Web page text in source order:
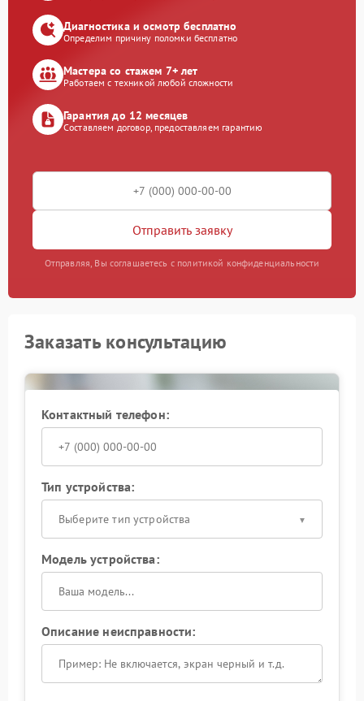
Диагностика и осмотр бесплатно
Определим причину поломки бесплатно
Мастера со стажем 7+ лет
Работаем с техникой любой сложности
Гарантия до 12 месяцев
Составляем договор, предоставляем гарантию
Отправить заявку
Отправляя, Вы соглашаетесь с политикой конфиденциальности
Заказать консультацию
Контактный телефон:
Тип устройства:
Выберите тип устройства
Модель устройства:
Описание неисправности: